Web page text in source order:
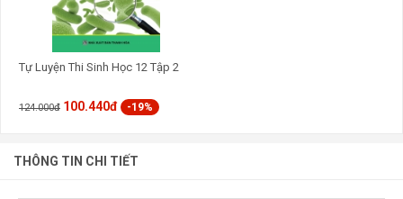
Tự Luyện Thi Sinh Học 12 Tập 2
124.000đ 100.440đ -19%
THÔNG TIN CHI TIẾT